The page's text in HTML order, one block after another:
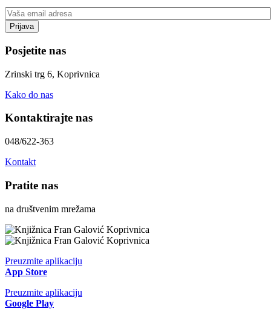
Posjetite nas
Zrinski trg 6, Koprivnica
Kako do nas
Kontaktirajte nas
048/622-363
Kontakt
Pratite nas
na društvenim mrežama
Preuzmite aplikaciju
App Store
Preuzmite aplikaciju
Google Play